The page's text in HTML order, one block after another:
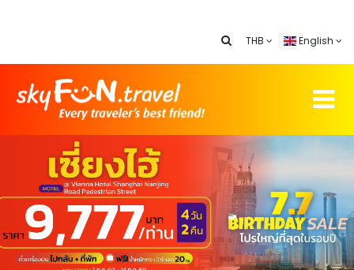
THB English